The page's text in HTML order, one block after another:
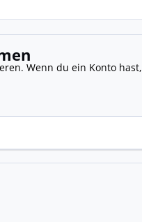
Wenn du ein Konto hast,